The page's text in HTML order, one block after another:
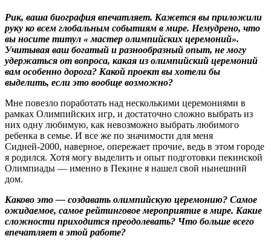
Рик, ваша биография впечатляет. Кажется вы приложили
руку ко всем глобальным событиям в мире. Немудрено, что
вы носите титул « мастер олимпийских церемоний».
Учитывая ваш богатый и разнообразный опыт, не могу
удержаться от вопроса, какая из олимпийский церемоний
вам особенно дорога? Какой проект вы хотели бы
выделить, если это вообще возможно?
Мне повезло поработать над несколькими церемониями в
рамках Олимпийских игр, и достаточно сложно выбрать из
них одну любимую, как невозможно выбрать любимого
ребенка в семье. И все же по значимости для меня
Сидней-2000, наверное, опережает прочие, ведь в этом городе
я родился. Хотя могу выделить и опыт подготовки пекинской
Олимпиады — именно в Пекине я нашел свой нынешний
дом.
Каково это — создавать олимпийскую церемонию? Самое
ожидаемое, самое рейтинговое мероприятие в мире. Какие
сложности приходится преодолевать? Что больше всего
впечатляет в этой работе?